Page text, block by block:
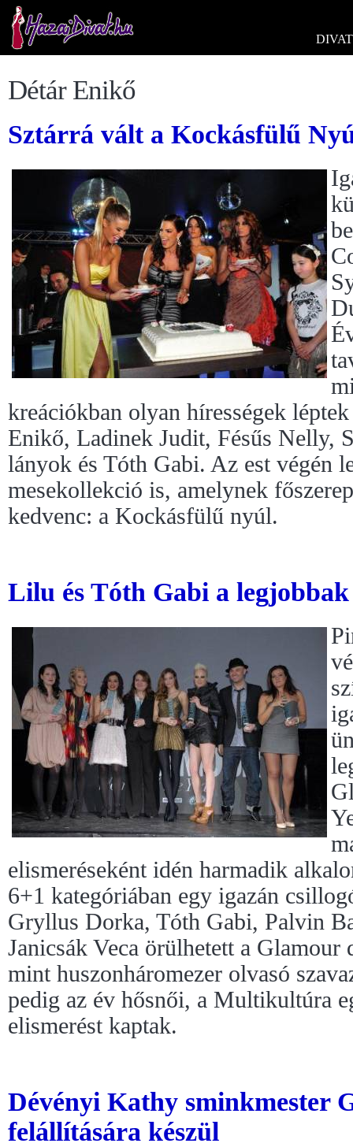
DIVAT
Détár Enikő
Sztárrá vált a Kockásfülű
kreációkban olyan hírességek
Enikő, Ladinek Judit, Fésűs Nelly,
lányok és Tóth Gabi. Az est végén
mesekollekció is, amelynek
kedvenc: a Kockásfülű nyúl.
Lilu és Tóth Gabi a
elismeréseként idén harmadik
6+1 kategóriában egy igazán
Gryllus Dorka, Tóth Gabi, Palvin
Janicsák Veca örülhetett a
mint huszonháromezer olvasó
pedig az év hősnői, a Multikultúra
elismerést kaptak.
Dévényi Kathy sminkmester
felállítására készül